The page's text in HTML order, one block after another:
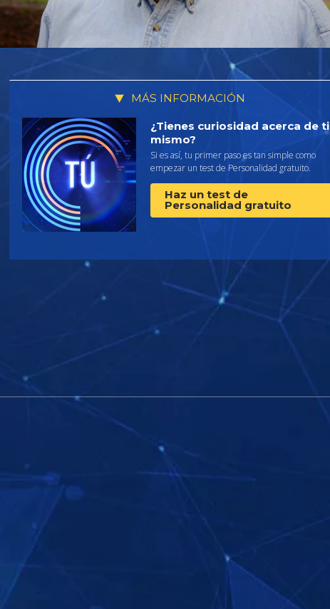
MÁS INFORMACIÓN
¿Tienes curiosidad acerca de ti
mismo?
Si es así, tu primer paso es tan simple como
empezar un test de Personalidad gratuito.
Haz un test de
Personalidad gratuito